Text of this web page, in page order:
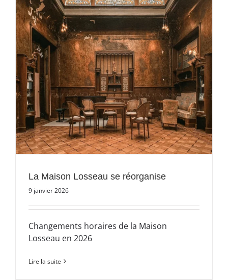
La Maison Losseau se réorganise
9 janvier 2026
Changements horaires de la Maison
Losseau en 2026
Lire la suite